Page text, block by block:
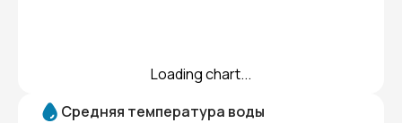
Loading chart...
Средняя температура воды